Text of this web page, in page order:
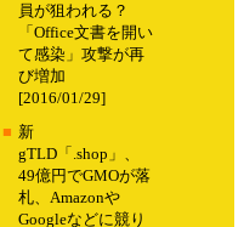
員が狙われる？
「Office文書を開い
て感染」攻撃が再
び増加
[2016/01/29]
■ 新
gTLD「.shop」、
49億円でGMOが落
札、Amazonや
Googleなどに競り